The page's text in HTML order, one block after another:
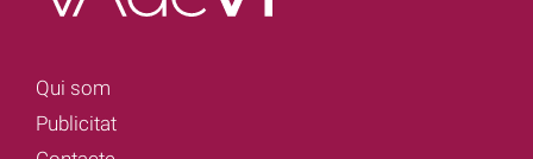
Qui som
Publicitat